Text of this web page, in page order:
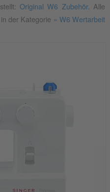
Original W6 Zubehör. Alle
der Kategorie » W6 Wertarbeit